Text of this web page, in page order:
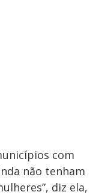
com
não tenham
diz ela,